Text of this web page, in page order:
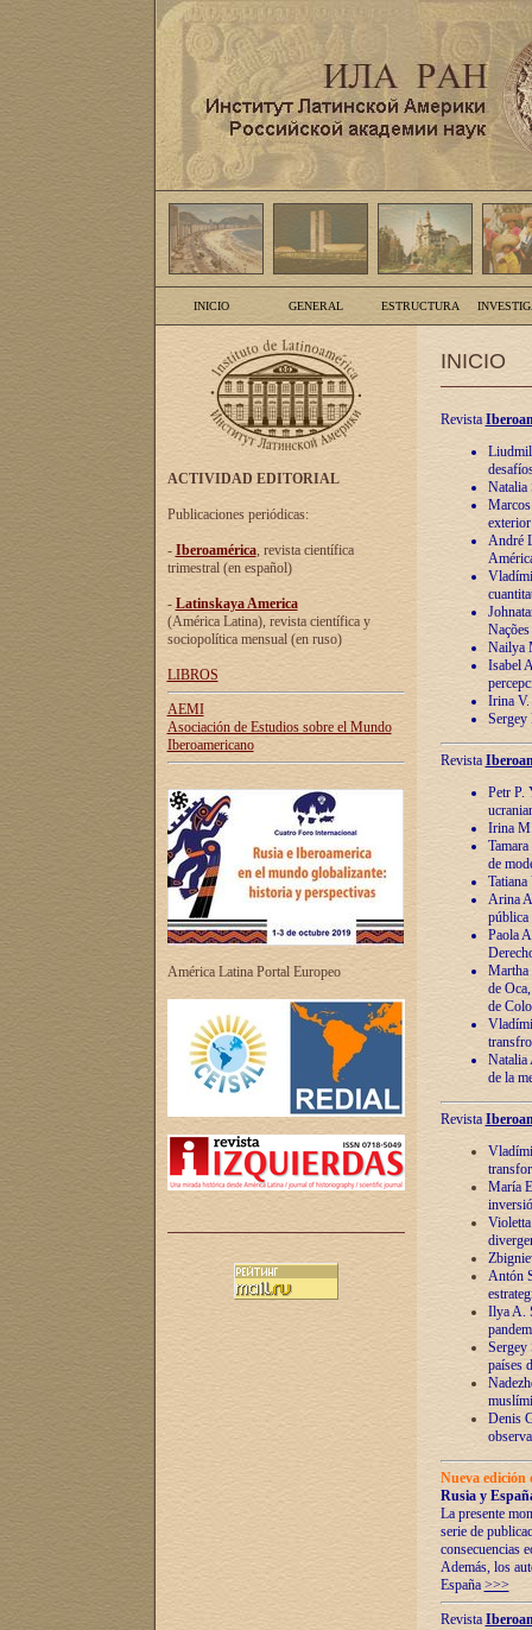
INICIO GENERAL ESTRUCTURA
ACTIVIDAD EDITORIAL
Publicaciones periódicas:
- Iberoamérica, revista científica
trimestral (en español)
- Latinskaya America
(América Latina), revista científica y
sociopolítica mensual (en ruso)
LIBROS
AEMI
Asociación de Estudios sobre el Mundo
Iberoamericano
América Latina Portal Europeo
INICIO
Revista
Natalia
André
Nailya
Isabel
Irina V.
Sergey
Revista
Petr P.
Irina
de
Arina
pública
Paola
Martha
de
de
Natalia
de la
Revista
María
Antón
Ilya A.
Sergey
países
Denis
Nueva
Rusia y
La presente
serie de
consecuencias
Además, los
España >>>
Revista